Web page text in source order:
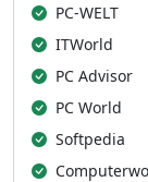
PC-WELT
ITWorld
PC Advisor
PC World
Softpedia